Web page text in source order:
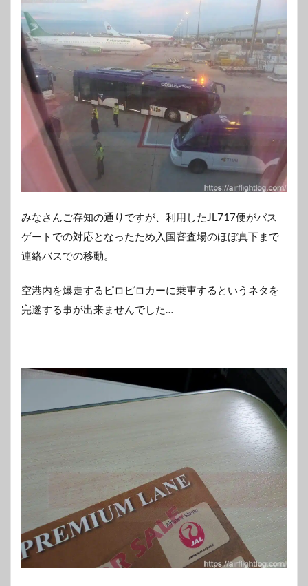
みなさんご存知の通りですが、利用したJL717便がバス
ゲートでの対応となったため入国審査場のほぼ真下まで
連絡バスでの移動。
空港内を爆走するピロピロカーに乗車するというネタを
完遂する事が出来ませんでした…